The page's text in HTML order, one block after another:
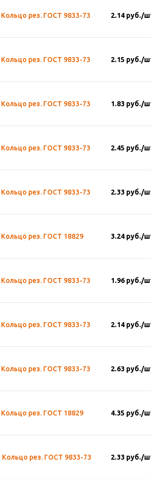
рез. ГОСТ 9833-73 2.14 руб./
рез. ГОСТ 9833-73 2.15 руб./
рез. ГОСТ 9833-73 1.83 руб./
рез. ГОСТ 9833-73 2.45 руб./
рез. ГОСТ 9833-73 2.33 руб./
рез. ГОСТ 18829 3.24 руб./
рез. ГОСТ 9833-73 1.96 руб./
рез. ГОСТ 9833-73 2.14 руб./
рез. ГОСТ 9833-73 2.63 руб./
рез. ГОСТ 18829 4.35 руб./
рез. ГОСТ 9833-73 2.33 руб./